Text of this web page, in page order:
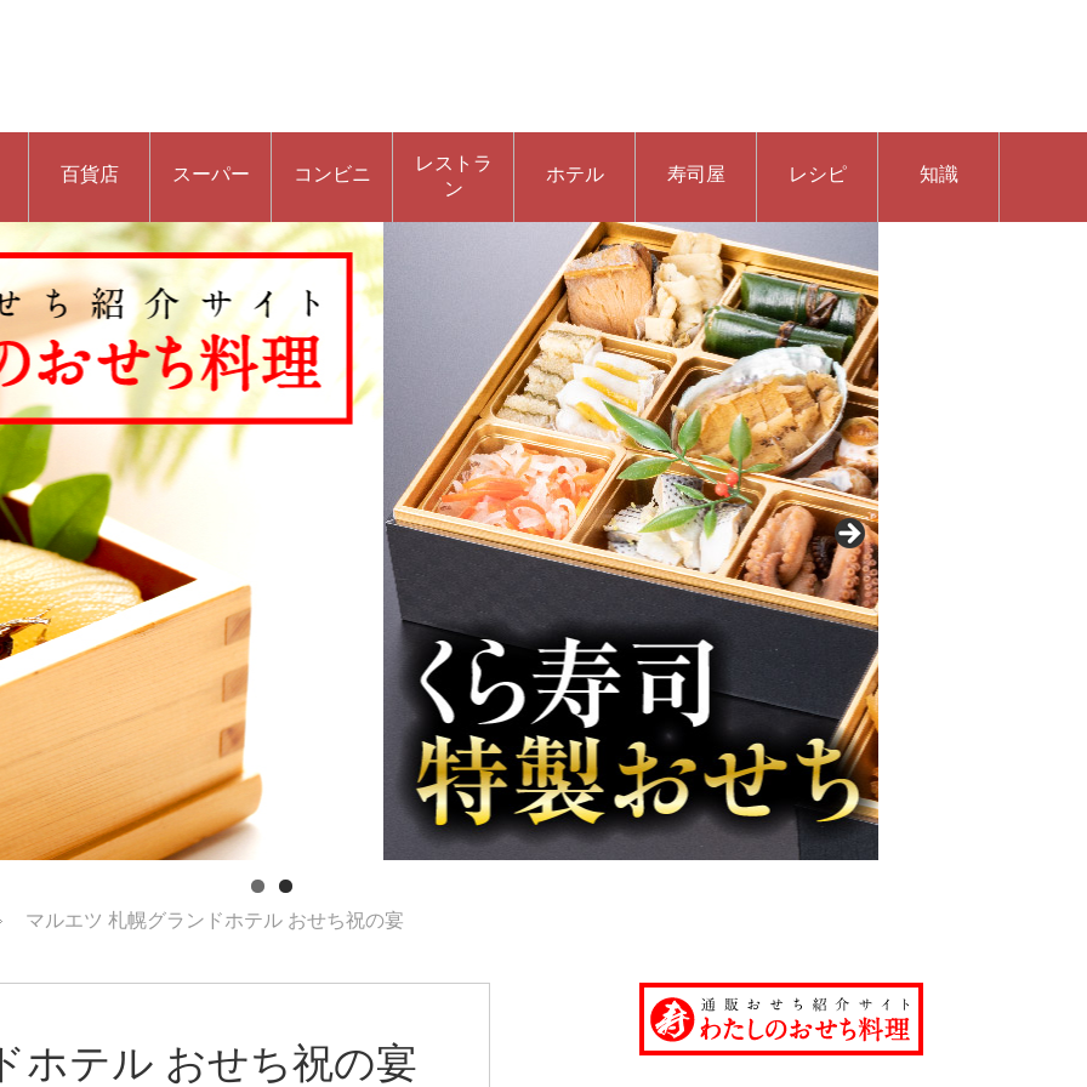
百貨店 スーパー コンビニ
レストラ
ン
ホテル 寿司屋 レシピ 知識
マルエツ 札幌グランドホテル おせち祝の宴
ホテル おせち祝の宴